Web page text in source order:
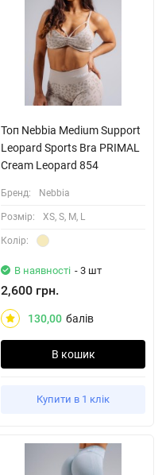
Топ Nebbia Medium Support
Leopard Sports Bra PRIMAL
Cream Leopard 854
Бренд: Nebbia
Розмiр: XS, S, M, L
Колiр:
В наявності - 3 шт
2,600 грн.
130,00 балів
В кошик
Купити в 1 клік